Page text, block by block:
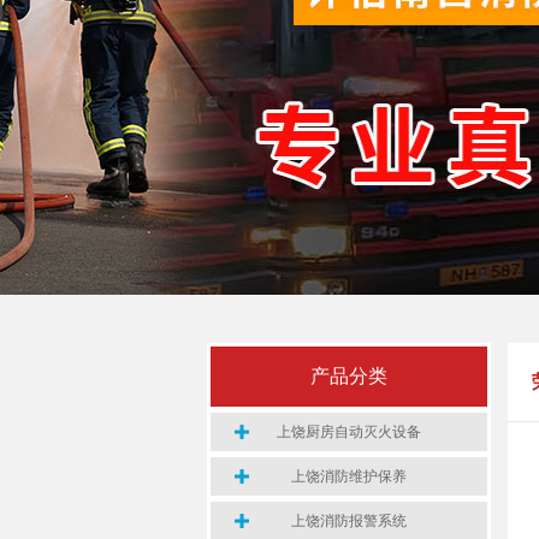
产品分类
上饶厨房自动灭火设备
上饶消防维护保养
上饶消防报警系统